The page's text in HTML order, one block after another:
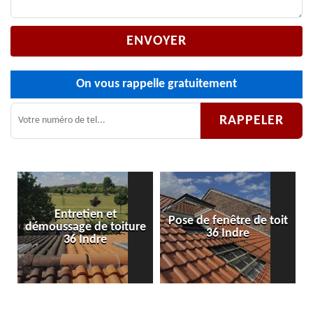
On vous rappelle gratuitement
Entretien et
démoussage de toiture
36 Indre
Pose de fenêtre de toit
36 Indre